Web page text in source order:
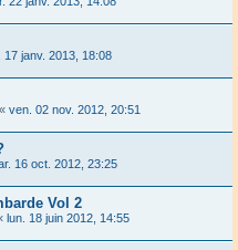
17 janv. 2013, 18:08
« ven. 02 nov. 2012, 20:51
16 oct. 2012, 23:25
Vol 2
lun. 18 juin 2012, 14:55